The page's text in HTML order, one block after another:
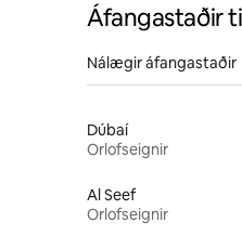
Áfangastaðir
Nálægir áfangastaðir
Dúbaí
Orlofseignir
Al Seef
Orlofseignir